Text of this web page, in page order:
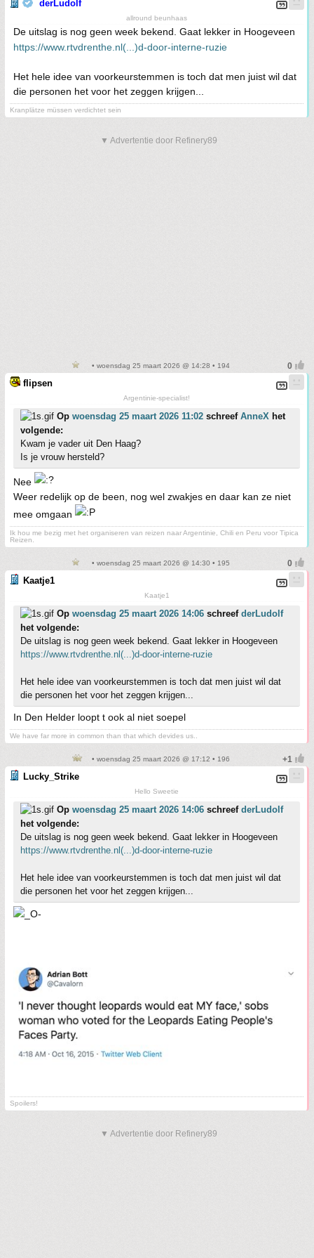
derLudolf
allround beunhaas
De uitslag is nog geen week bekend. Gaat lekker in Hoogeveen
https://www.rtvdrenthe.nl(...)d-door-interne-ruzie
Het hele idee van voorkeurstemmen is toch dat men juist wil dat
die personen het voor het zeggen krijgen...
Kranplätze müssen verdichtet sein
▼ Advertentie door Refinery89
• woensdag 25 maart 2026 @ 14:28 • 194
flipsen
Argentinie-specialist!
Op woensdag 25 maart 2026 11:02 schreef AnneX het
volgende:
Kwam je vader uit Den Haag?
Is je vrouw hersteld?
Nee
Weer redelijk op de been, nog wel zwakjes en daar kan ze niet
mee omgaan
Ik hou me bezig met het organiseren van reizen naar Argentinie, Chili en Peru voor Tipica
Reizen.
• woensdag 25 maart 2026 @ 14:30 • 195
Kaatje1
Kaatje1
Op woensdag 25 maart 2026 14:06 schreef derLudolf
het volgende:
De uitslag is nog geen week bekend. Gaat lekker in Hoogeveen
https://www.rtvdrenthe.nl(...)d-door-interne-ruzie
Het hele idee van voorkeurstemmen is toch dat men juist wil dat
die personen het voor het zeggen krijgen...
In Den Helder loopt t ook al niet soepel
We have far more in common than that which devides us..
• woensdag 25 maart 2026 @ 17:12 • 196
Lucky_Strike
Hello Sweetie
Op woensdag 25 maart 2026 14:06 schreef derLudolf
het volgende:
De uitslag is nog geen week bekend. Gaat lekker in Hoogeveen
https://www.rtvdrenthe.nl(...)d-door-interne-ruzie
Het hele idee van voorkeurstemmen is toch dat men juist wil dat
die personen het voor het zeggen krijgen...
Spoilers!
▼ Advertentie door Refinery89